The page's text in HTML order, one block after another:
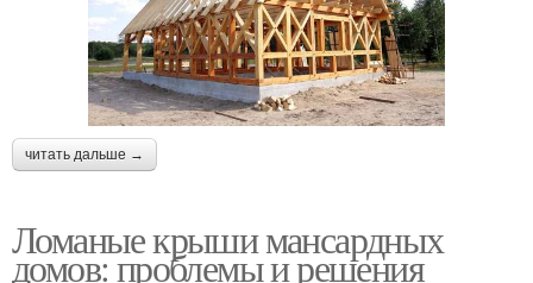
читать дальше →
Ломаные крыши мансардных
домов: проблемы и решения